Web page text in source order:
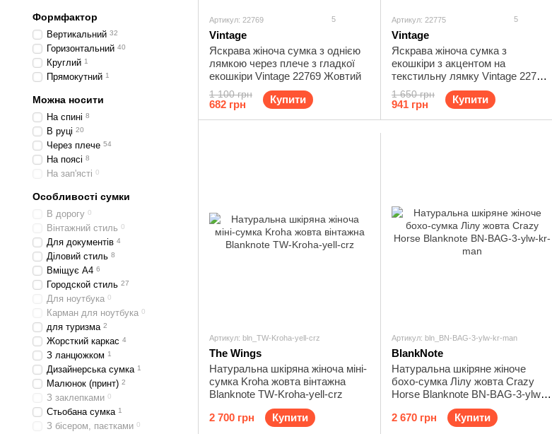
Артикул: 22769 5
Vintage
Яскрава жіноча сумка з однією
лямкою через плече з гладкої
екошкіри Vintage 22769 Жовтий
1 100 грн
682 грн Купити
Артикул: 22775 5
Vintage
Яскрава жіноча сумка з
екошкіри з акцентом на
текстильну лямку Vintage 22775
Жовтий
1 650 грн
941 грн Купити
Артикул: bln_TW-Kroha-yell-crz
The Wings
Натуральна шкіряна жіноча міні-
сумка Kroha жовта вінтажна
Blanknote TW-Kroha-yell-crz
2 700 грн
Купити
Артикул: bln_BN-BAG-3-ylw-kr-man
BlankNote
Натуральна шкіряне жіноче
бохо-сумка Лілу жовта Crazy
Horse Blanknote BN-BAG-3-ylw-
2 670 грн
Купити
Формфактор
Вертикальний 32
Горизонтальний 40
Круглий 1
Прямокутний 1
Можна носити
На спині 8
В руці 20
Через плече 54
На поясі 8
На зап'ясті 0
Особливості сумки
В дорогу 0
Вінтажний стиль 0
Для документів 4
Діловий стиль 8
Вміщує А4 6
Городской стиль 27
Для ноутбука 0
Карман для ноутбука 0
для туризма 2
Жорсткий каркас 4
З ланцюжком 1
Дизайнерська сумка 1
Малюнок (принт) 2
З заклепками 0
Стьобана сумка 1
З бісером, паєтками 0